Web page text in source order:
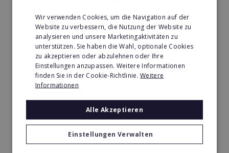
Bagbuddy24
Als Franchise-Partner profitierst Du von einem
absolut skalierbaren, passiven Geschäftsmodell ohne
Personalaufwand, das sich nahtlos in bestehende
lokale Stores oder als eigenständige Station
integrieren lässt.
Min. Eigenkapital:
Merken
Wir verwenden Cookies, um die Navigation auf der
Website zu verbessern, die Nutzung der Website zu
analysieren und unsere Marketingaktivitäten zu
unterstützen. Sie haben die Wahl, optionale Cookies
zu akzeptieren oder abzulehnen oder Ihre
Einstellungen anzupassen. Weitere Informationen
finden Sie in der Cookie-Richtlinie.Weitere
Informationen
Alle Akzeptieren
Einstellungen Verwalten